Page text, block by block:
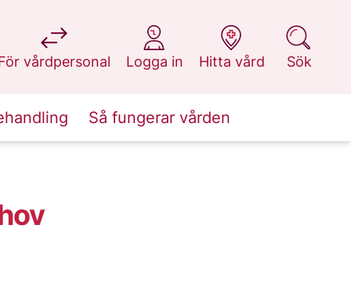
vårdpersonal
på 1177.se
Logga in
på 1177.se
Hitta vård
på 1177.se
Sök
på 1177.se
Så fungerar vården